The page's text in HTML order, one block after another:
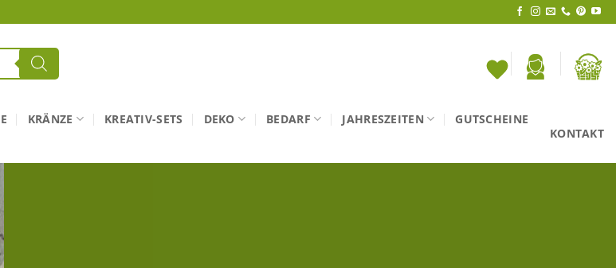
KRÄNZE KREATIV-SETS DEKO BEDARF JAHRESZEITEN
GUTSCHEINE
KONTAKT